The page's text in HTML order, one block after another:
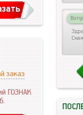
заказ
ГОЗНАК